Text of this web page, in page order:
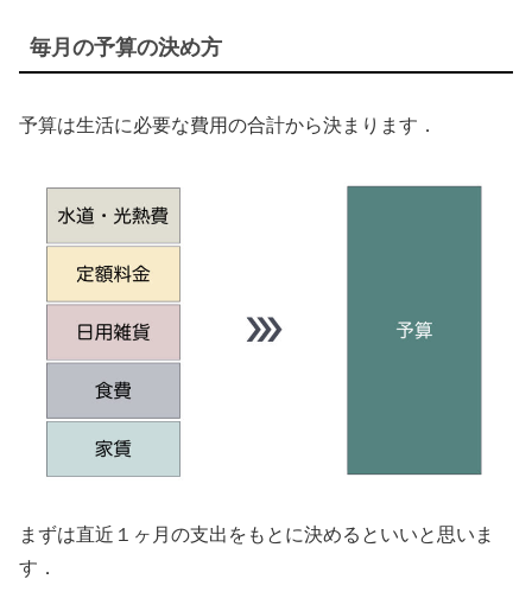
毎月の予算の決め方
予算は生活に必要な費用の合計から決まります．
まずは直近１ヶ月の支出をもとに決めるといいと思いま
す．